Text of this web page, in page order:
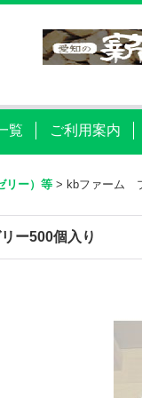
覧 ご利用案内
リー）等 > kbファーム
ー500個入り